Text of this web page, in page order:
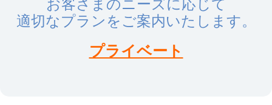
適切なプランをご案内いたします。
プライベート